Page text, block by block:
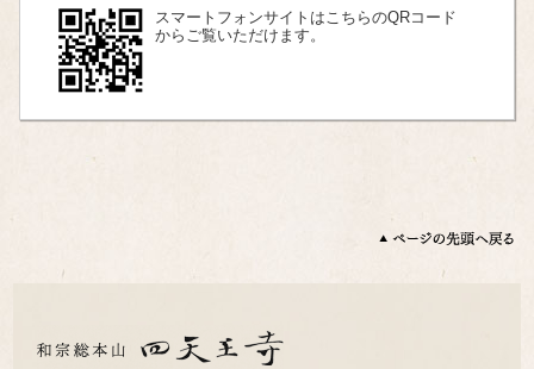
スマートフォンサイトはこちらのQRコード
からご覧いただけます。